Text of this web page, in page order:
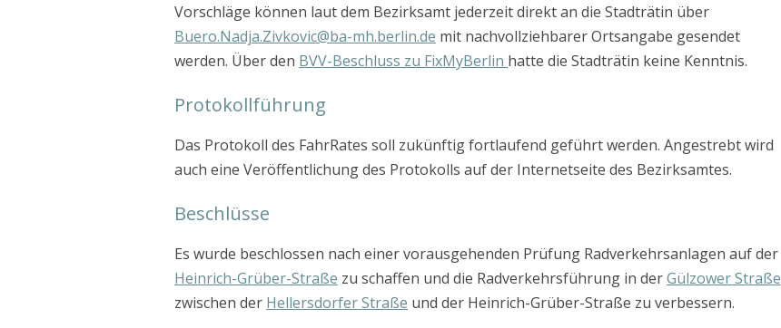
Vorschläge können laut dem Bezirksamt jederzeit direkt an die Stadträtin über
Buero.Nadja.Zivkovic@ba-mh.berlin.de mit nachvollziehbarer Ortsangabe gesendet
werden. Über den BVV-Beschluss zu FixMyBerlin hatte die Stadträtin keine Kenntnis.
Protokollführung
Das Protokoll des FahrRates soll zukünftig fortlaufend geführt werden. Angestrebt wird
auch eine Veröffentlichung des Protokolls auf der Internetseite des Bezirksamtes.
Beschlüsse
Es wurde beschlossen nach einer vorausgehenden Prüfung Radverkehrsanlagen auf der
Heinrich-Grüber-Straße zu schaffen und die Radverkehrsführung in derGülzower Straße
zwischen der Hellersdorfer Straße und der Heinrich-Grüber-Straße zu verbessern.